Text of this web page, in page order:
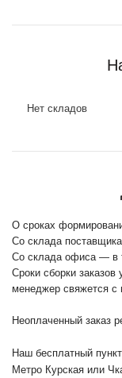
Нет складов
О сроках
Со склада
Со склада офиса — в
Сроки сборки заказов
менеджер свяжется с
Неоплаченный заказ
Наш бесплатный
Метро Курская или